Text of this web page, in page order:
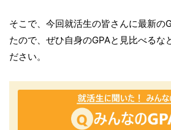
そこで、今回就活生の皆さんに最新の
たので、ぜひ自身のGPAと見比べるな
ださい。